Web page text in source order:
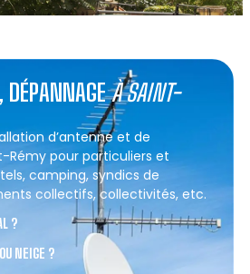
DÉPANNAGEÀ SAINT-
d’antenne et de
Rémy pour particuliers et
camping, syndics de
collectifs, collectivités, etc.
?
NEIGE ?